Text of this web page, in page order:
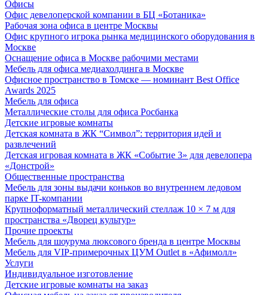
Офисы
Офис девелоперской компании в БЦ «Ботаника»
Рабочая зона офиса в центре Москвы
Офис крупного игрока рынка медицинского оборудования в
Москве
Оснащение офиса в Москве рабочими местами
Мебель для офиса медиахолдинга в Москве
Офисное пространство в Томске — номинант Best Office
Awards 2025
Мебель для офиса
Металлические столы для офиса Росбанка
Детские игровые комнаты
Детская комната в ЖК “Символ”: территория идей и
развлечений
Детская игровая комната в ЖК «Событие 3» для девелопера
«Донстрой»
Общественные пространства
Мебель для зоны выдачи коньков во внутреннем ледовом
парке IT-компании
Крупноформатный металлический стеллаж 10 × 7 м для
пространства «Дворец культур»
Прочие проекты
Мебель для шоурума люксового бренда в центре Москвы
Мебель для VIP-примерочных ЦУМ Outlet в «Афимолл»
Услуги
Индивидуальное изготовление
Детские игровые комнаты на заказ